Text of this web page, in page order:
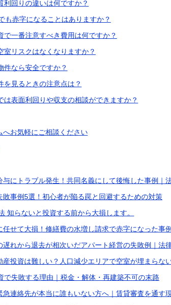
利回りの違いは何ですか？
も赤字になることはありますか？
で一番注意すべき費用は何ですか？
室リスクはなくなりますか？
件なら安全ですか？
を見るときの注意点は？
は表面利回りや収支の相談ができますか？
お気軽にご相談ください
にトラブル発生！共同名義にして後悔した事例｜
敗事例5選！初心者が陥る罠と回避するための対策
知らないと投資する前から大損します。
任せて大損！修繕費の水増し請求で赤字になった事例
れから退去が相次いだアパート経営の失敗例｜法
産投資は難しい？人口減少エリアで空室が埋まらな
で失敗する理由｜税金・解体・再建築不可の末路
急連絡先が本当に誰もいない方へ｜賃貸審査を通す